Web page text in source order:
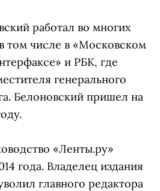
работал во многих
том числе в «Московском
и РБК, где
генерального
Белоновский пришел на
«Ленты.ру»
года. Владелец издания
главного редактора